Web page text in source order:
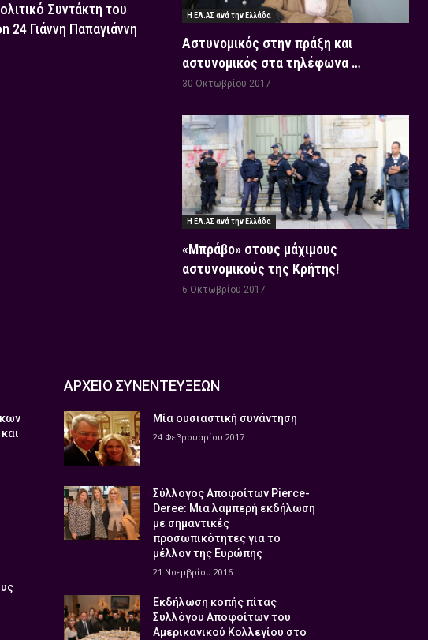
Συντάκτη του
24 Γιάννη Παπαγιάννη
Η ΕΛ.ΑΣ ανά την Ελλάδα
Αστυνομικός στην πράξη και
αστυνομικός στα τηλέφωνα …
30 Οκτωβρίου 2017
Η ΕΛ.ΑΣ ανά την Ελλάδα
«Μπράβο» στους μάχιμους
αστυνομικούς της Κρήτης!
6 Οκτωβρίου 2017
ΑΡΧΕΙΟ ΣΥΝΕΝΤΕΥΞΕΩΝ
Μία ουσιαστική συνάντηση
24 Φεβρουαρίου 2017
Σύλλογος Αποφοίτων Pierce-
Deree: Μια λαμπερή εκδήλωση
με σημαντικές
προσωπικότητες για το
μέλλον της Ευρώπης
21 Νοεμβρίου 2016
Εκδήλωση κοπής πίτας
Συλλόγου Αποφοίτων του
Αμερικανικού Κολλεγίου στο